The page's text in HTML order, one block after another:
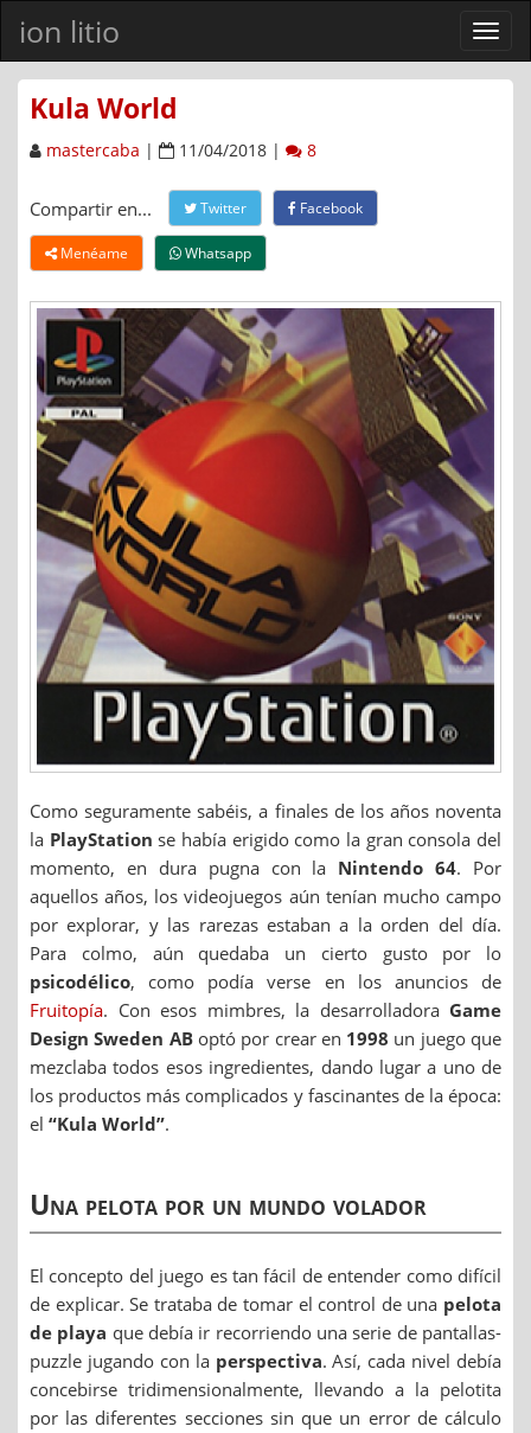
ion litio
Ver
menú
Kula World
mastercaba | 11/04/2018 | 8
Compartir en... Twitter Facebook
Menéame Whatsapp
Como seguramente sabéis, a finales de los años noventa
la PlayStation se había erigido como la gran consola del
momento, en dura pugna con la Nintendo 64. Por
aquellos años, los videojuegos aún tenían mucho campo
por explorar, y las rarezas estaban a la orden del día.
Para colmo, aún quedaba un cierto gusto por lo
psicodélico, como podía verse en los anuncios de
Fruitopía. Con esos mimbres, la desarrolladora Game
Design Sweden ABoptó por crear en 1998 un juego que
mezclaba todos esos ingredientes, dando lugar a uno de
los productos más complicados y fascinantes de la época:
el “Kula World”.
Una pelota por un mundo volador
El concepto del juego es tan fácil de entender como difícil
de explicar. Se trataba de tomar el control de una pelota
de playa que debía ir recorriendo una serie de pantallas-
puzzle jugando con la perspectiva. Así, cada nivel debía
concebirse tridimensionalmente, llevando a la pelotita
por las diferentes secciones sin que un error de cálculo